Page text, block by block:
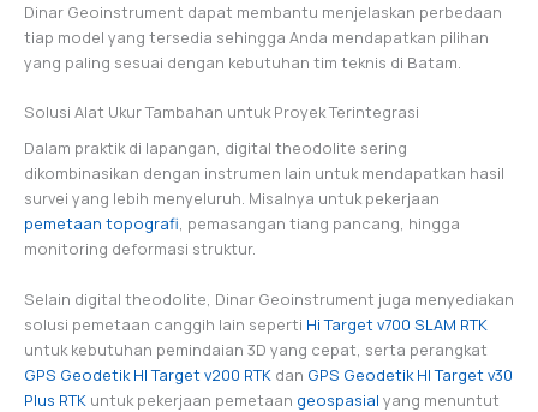
Dinar Geoinstrument dapat membantu menjelaskan perbedaan
tiap model yang tersedia sehingga Anda mendapatkan pilihan
yang paling sesuai dengan kebutuhan tim teknis di Batam.
Solusi Alat Ukur Tambahan untuk Proyek Terintegrasi
Dalam praktik di lapangan, digital theodolite sering
dikombinasikan dengan instrumen lain untuk mendapatkan hasil
survei yang lebih menyeluruh. Misalnya untuk pekerjaan
pemetaan topografi, pemasangan tiang pancang, hingga
monitoring deformasi struktur.
Selain digital theodolite, Dinar Geoinstrument juga menyediakan
solusi pemetaan canggih lain seperti Hi Target v700 SLAM RTK
untuk kebutuhan pemindaian 3D yang cepat, serta perangkat
GPS Geodetik HI Target v200 RTK dan GPS Geodetik HI Target v30
Plus RTK untuk pekerjaan pemetaan geospasial yang menuntut